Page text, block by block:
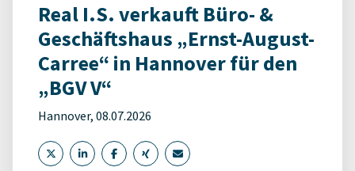
Real I.S. verkauft Büro- &
Geschäftshaus „Ernst-August-
Carree“ in Hannover für den
„BGV V“
Hannover, 08.07.2026